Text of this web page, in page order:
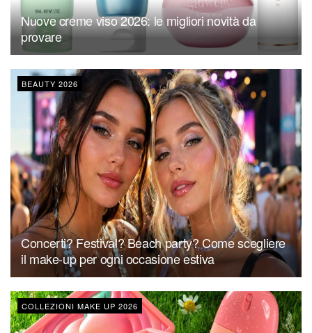
Nuove creme viso 2026: le migliori novità da
provare
BEAUTY 2026
Concerti? Festival? Beach party? Come scegliere
il make-up per ogni occasione estiva
COLLEZIONI MAKE UP 2026